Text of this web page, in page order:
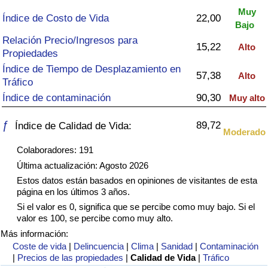
Índice de Costo de Vida 22,00
Muy
Bajo
Relación Precio/Ingresos para
Propiedades
15,22 Alto
Índice de Tiempo de Desplazamiento en
Tráfico
57,38 Alto
Índice de contaminación 90,30 Muy alto
ƒ Índice de Calidad de Vida: 89,72
Moderado
Colaboradores: 191
Última actualización: Agosto 2026
Estos datos están basados en opiniones de visitantes de esta
página en los últimos 3 años.
Si el valor es 0, significa que se percibe como muy bajo. Si el
valor es 100, se percibe como muy alto.
Más información:
Coste de vida | Delincuencia |Clima | Sanidad |Contaminación
| Precios de las propiedades |Calidad de Vida |Tráfico
Sanidad
Índice de Sanidad (Actual)
Índice de Sanidad
Índice de Sanidad por País
Contaminación
Índice de Contaminación (Actual)
Índice de contaminación
Índice de Contaminación por País